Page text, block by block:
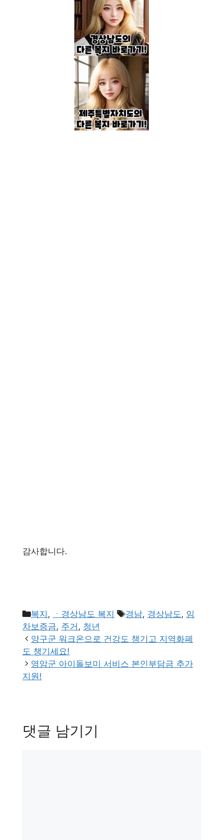
감사합니다.
카
테
고
리
복지 , ㆍ경상남도 복지
태
경남, 경상남도, 임
차보증금, 주거 , 청년
양구군 워크온으로 건강도 챙기고 지역화폐
도 챙기세요!
영암군 아이돌보미 서비스 본인부담금 추가
지원!
댓글 남기기